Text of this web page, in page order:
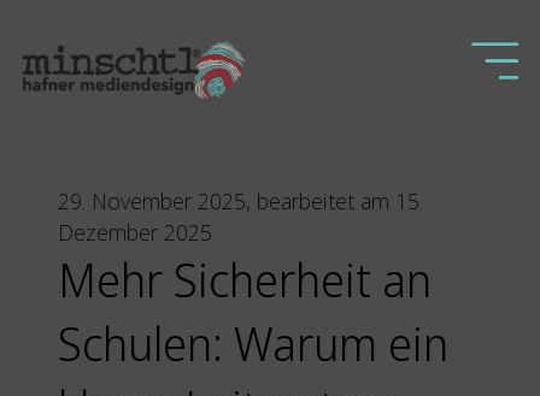
29. November 2025, bearbeitet am 15.
Dezember 2025
Mehr Sicherheit an
Schulen: Warum ein